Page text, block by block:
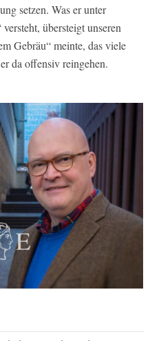
setzen. Was er unter
übersteigt unseren
Gebräu“ meinte, das viele
da offensiv reingehen.